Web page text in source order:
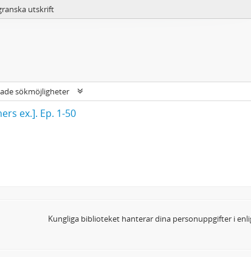
utskrift
sökmöjligheter
ex.]. Ep. 1-50
Kungliga biblioteket hanterar dina personuppgifter i